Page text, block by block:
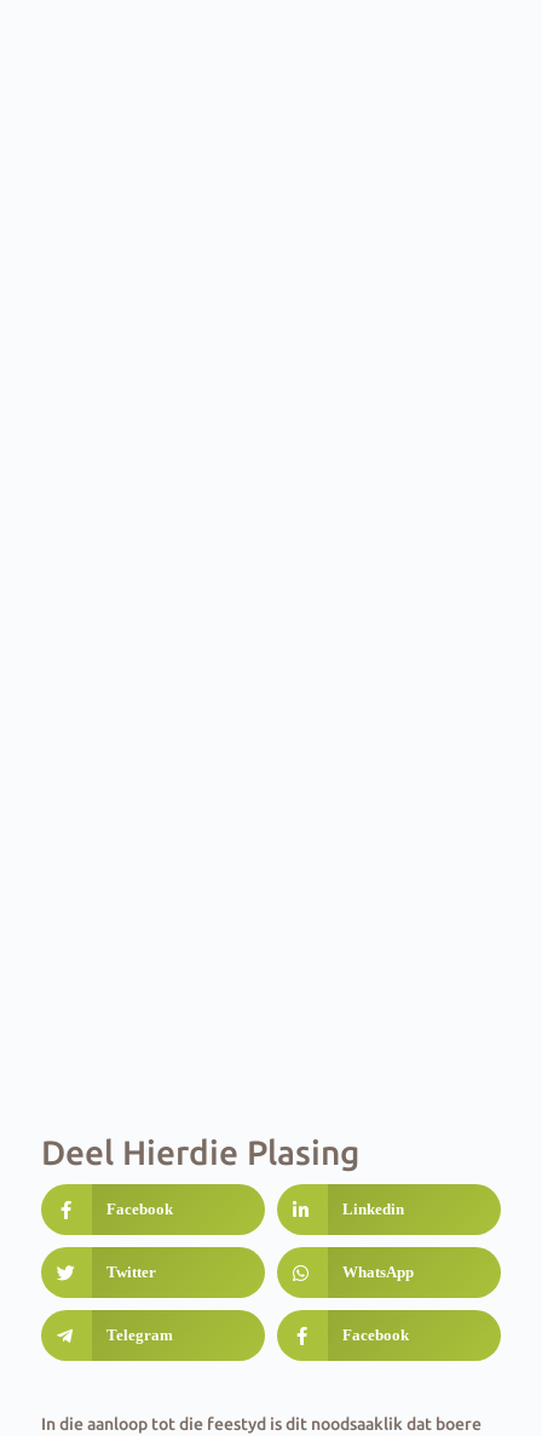
Deel Hierdie Plasing
Facebook Linkedin
Twitter WhatsApp
Telegram Facebook
In die aanloop tot die feestyd is dit noodsaaklik dat boere